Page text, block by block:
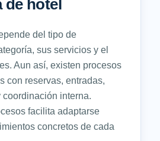
hotel
del tipo de
sus servicios y el
Aun así, existen procesos
con reservas, entradas,
interna.
facilita adaptarse
concretos de cada